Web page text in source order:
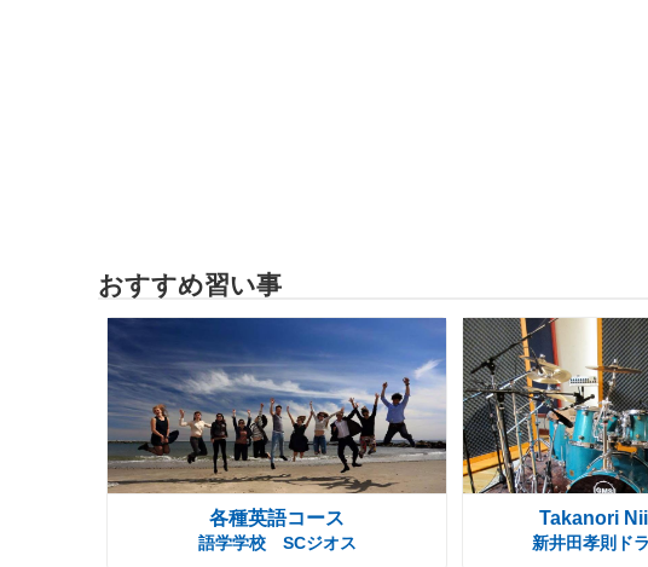
おすすめ習い事
各種英語コース
語学学校 SCジオス
Takanori
新井田孝則ド